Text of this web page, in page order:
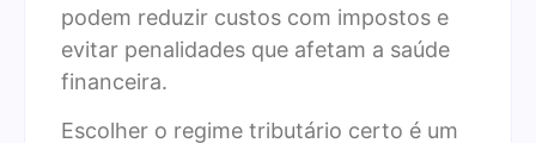
podem reduzir custos com impostos e
evitar penalidades que afetam a saúde
financeira.
Escolher o regime tributário certo é um